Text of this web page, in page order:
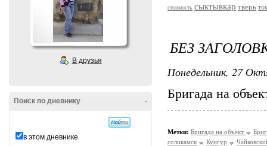
В друзья
-
Поиск по дневнику
в этом дневнике
стоимость сыктывкар тверь
БЕЗ
Понедельник, 27
Бригада на
Метки: Бригада на объект
соликамск
Кунгур